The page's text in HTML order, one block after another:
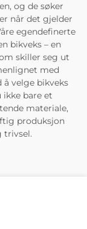
og de søker
når det gjelder
egendefinerte
bikveks – en
skiller seg ut
med
å velge bikveks
bare et
materiale,
produksjon
trivsel.